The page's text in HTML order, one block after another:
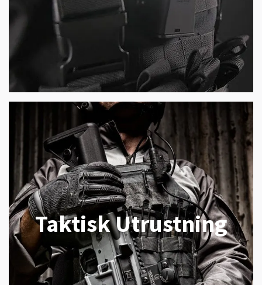
Taktisk Utrustning